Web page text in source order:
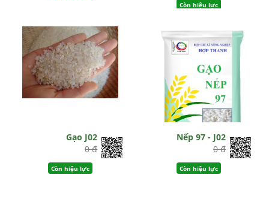
Còn hiệu lực
Gạo J02
0 đ
Còn hiệu lực
Nếp 97 - J02
0 đ
Còn hiệu lực